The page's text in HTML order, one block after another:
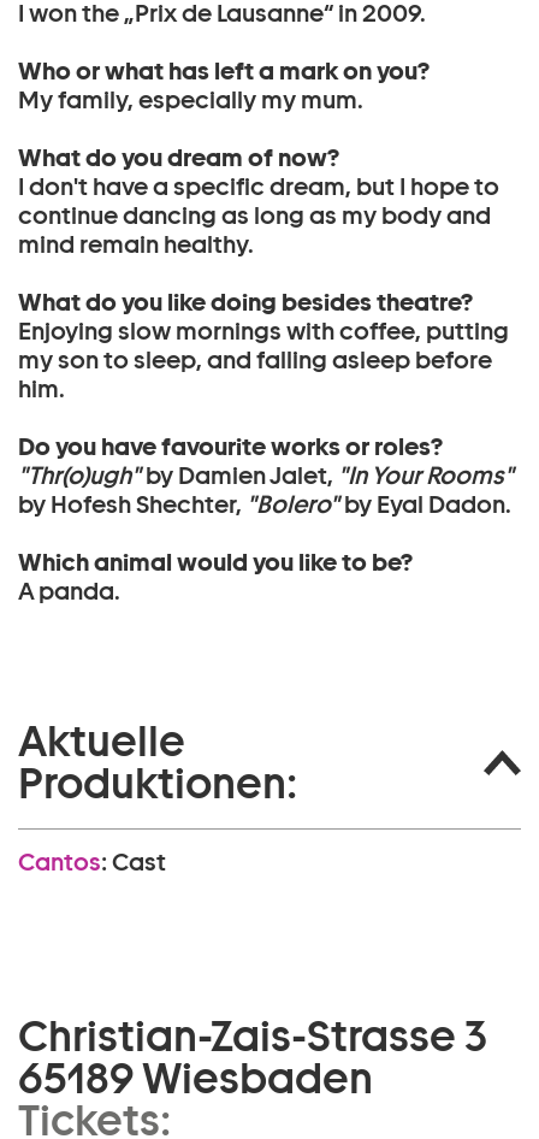
I won the „Prix de Lausanne“ in 2009.
Who or what has left a mark on you?
My family, especially my mum.
What do you dream of now?
I don't have a specific dream, but I hope to
continue dancing as long as my body and
mind remain healthy.
What do you like doing besides theatre?
Enjoying slow mornings with coffee, putting
my son to sleep, and falling asleep before
him.
Do you have favourite works or roles?
"Thr(o)ugh"by Damien Jalet, "In Your Rooms"
by Hofesh Shechter, "Bolero"by Eyal Dadon.
Which animal would you like to be?
A panda.
Aktuelle
Produktionen:
Cantos: Cast
Christian-Zais-Strasse 3
65189 Wiesbaden
Tickets: